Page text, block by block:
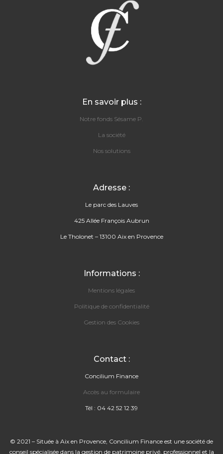
En savoir plus :
Notre fonds Sésame P.
La société
Nos solutions
Adresse :
Le parc des Lauves
425 Allée François Aubrun
Le Tholonet – 13100 Aix en Provence
Informations :
Mentions légales
Politique de confidentialité
Gestion des Cookies
Contact :
Concilium Finance
Accès au formulaire
Tél : 04 42 52 12 39
© 2021 – Située à Aix en Provence, Concilium Finance est une société de
conseil spécialisée dans la gestion de patrimoine privé, professionnel et la